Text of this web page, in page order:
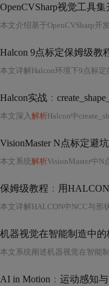
OpenCVSharp视觉工具集
本文介绍基于OpenCVSharp开
Halcon 9点标定保姆级教
本文详解Halcon环境下9点标定
Halcon实战 ：
本文深入解析Halcon中create_shape_model
VisionMaster N点标定避
本文系统解析VisionMaster中N点标定在相机静止与
保姆级教程 ： 用
机器视觉在智能制造中
AI in Motion ： 运动感知